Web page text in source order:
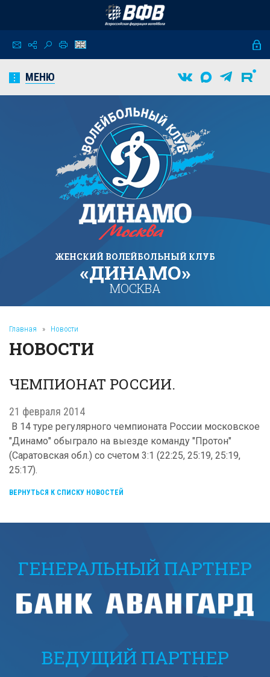
МЕНЮ
ЖЕНСКИЙ ВОЛЕЙБОЛЬНЫЙ КЛУБ
«ДИНАМО»
МОСКВА
Главная » Новости
НОВОСТИ
ЧЕМПИОНАТ РОССИИ.
21 февраля 2014
В 14 туре регулярного чемпионата России московское
"Динамо" обыграло на выезде команду "Протон"
(Саратовская обл.) со счетом 3:1 (22:25, 25:19, 25:19,
25:17).
ВЕРНУТЬСЯ К СПИСКУ НОВОСТЕЙ
ГЕНЕРАЛЬНЫЙ ПАРТНЕР
ВЕДУЩИЙ ПАРТНЕР